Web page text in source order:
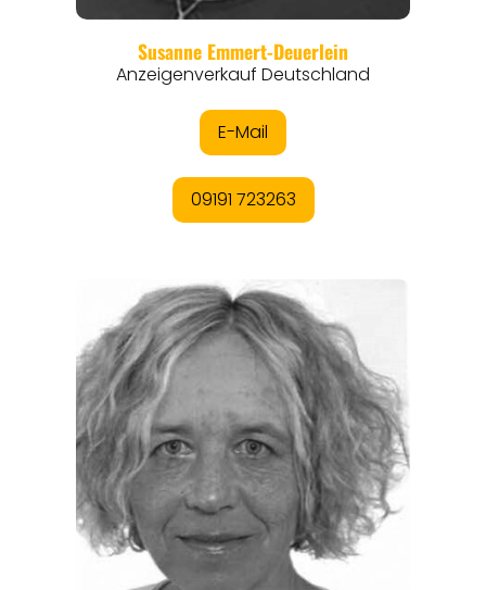
REGIONEN
ORTE
REISEFÜHRER
REISEMAGAZINE
THEMEN
ANGEBOTE